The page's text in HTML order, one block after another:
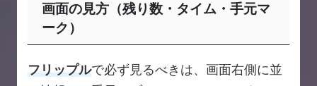
画面の見方（残り数・タイム・手元マ
ーク）
フリップルで必ず見るべきは、画面右側に並